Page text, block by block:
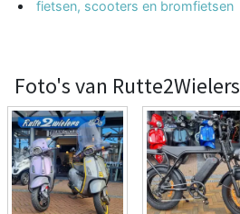
fietsen, scooters en bromfietsen
Foto's van Rutte2Wielers